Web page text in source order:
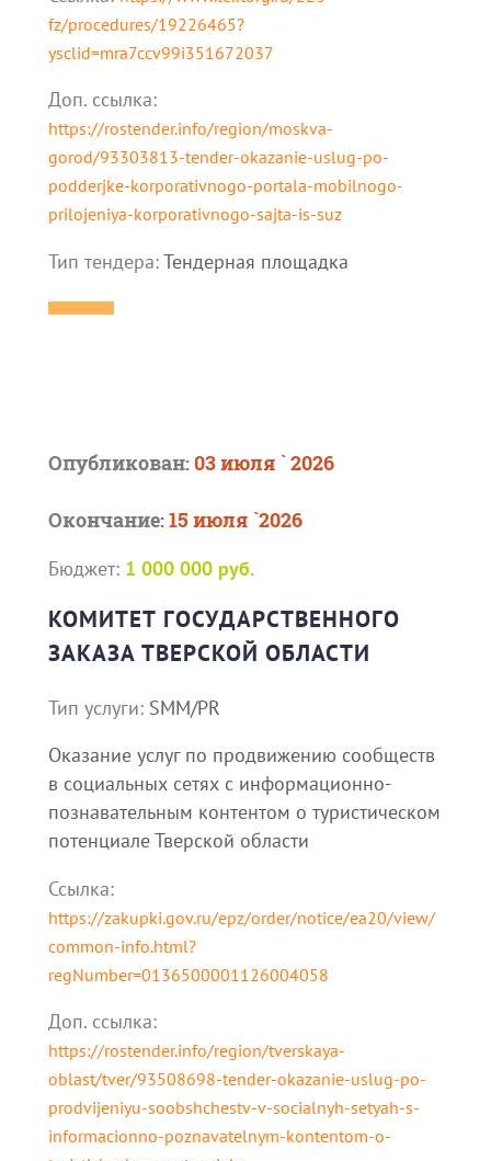
fz/procedures/19226465?
ysclid=mra7ccv99i351672037
Доп. cсылка:
https://rostender.info/region/moskva-
gorod/93303813-tender-okazanie-uslug-po-
podderjke-korporativnogo-portala-mobilnogo-
prilojeniya-korporativnogo-sajta-is-suz
Тип тендера:Тендерная площадка
Опубликован:03 июля ` 2026
Окончание:15 июля `2026
Бюджет: 1 000 000 руб.
КОМИТЕТ ГОСУДАРСТВЕННОГО
ЗАКАЗА ТВЕРСКОЙ ОБЛАСТИ
Тип услуги: SMM/PR
Оказание услуг по продвижению сообществ
в социальных сетях с информационно-
познавательным контентом о туристическом
потенциале Тверской области
Ссылка:
https://zakupki.gov.ru/epz/order/notice/ea20/view/
common-info.html?
regNumber=0136500001126004058
Доп. cсылка:
https://rostender.info/region/tverskaya-
oblast/tver/93508698-tender-okazanie-uslug-po-
prodvijeniyu-soobshchestv-v-socialnyh-setyah-s-
informacionno-poznavatelnym-kontentom-o-